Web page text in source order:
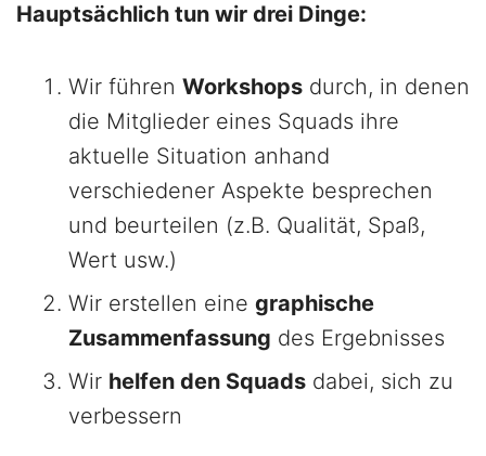
Hauptsächlich tun wir drei Dinge:
Wir führen Workshops durch, in denen
die Mitglieder eines Squads ihre
aktuelle Situation anhand
verschiedener Aspekte besprechen
und beurteilen (z.B. Qualität, Spaß,
Wert usw.)
Wir erstellen eine graphische
Zusammenfassung des Ergebnisses
Wir helfen den Squads dabei, sich zu
verbessern